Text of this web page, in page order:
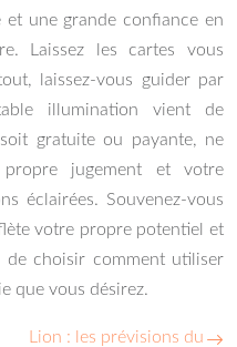
une grande confiance en
Laissez les cartes vous
laissez-vous guider par
illumination vient de
soit gratuite ou payante, ne
jugement et votre
éclairées. Souvenez-vous
votre propre potentiel et
de choisir comment utiliser
que vous désirez.
Lion : les prévisions du